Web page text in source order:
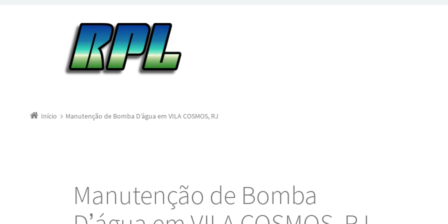
Início Manutenção de Bomba D’água em VILA COSMOS, RJ
Manutenção de Bomba